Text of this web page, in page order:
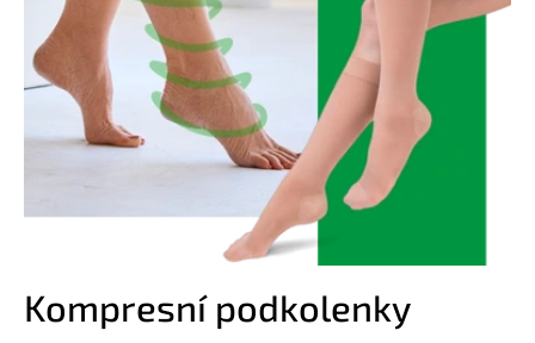
Kompresní podkolenky